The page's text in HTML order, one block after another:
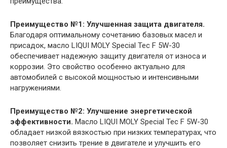
Преимущество №1: Улучшенная защита двигателя.
Благодаря оптимальному сочетанию базовых масел и
присадок, масло LIQUI MOLY Special Tec F 5W-30
обеспечивает надежную защиту двигателя от износа и
коррозии. Это свойство особенно актуально для
автомобилей с высокой мощностью и интенсивными
нагружениями.
Преимущество №2: Улучшение энергетической
эффективности. Масло LIQUI MOLY Special Tec F 5W-30
обладает низкой вязкостью при низких температурах, что
позволяет снизить трение в двигателе и улучшить его